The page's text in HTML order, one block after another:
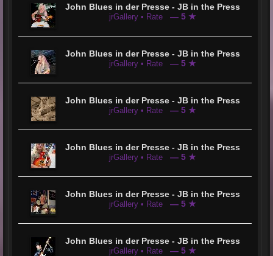
John Blues in der Presse - JB in the Press
jrGallery • Rate — 5 ★
John Blues in der Presse - JB in the Press
jrGallery • Rate — 5 ★
John Blues in der Presse - JB in the Press
jrGallery • Rate — 5 ★
John Blues in der Presse - JB in the Press
jrGallery • Rate — 5 ★
John Blues in der Presse - JB in the Press
jrGallery • Rate — 5 ★
John Blues in der Presse - JB in the Press
jrGallery • Rate — 5 ★